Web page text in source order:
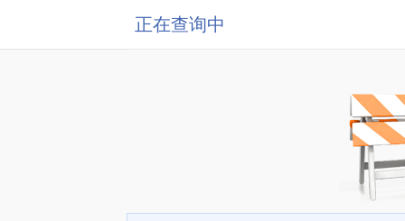
正在查询中